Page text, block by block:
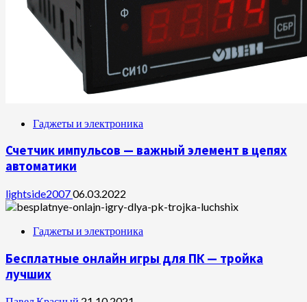
Гаджеты и электроника
Счетчик импульсов — важный элемент в цепях
автоматики
lightside200706.03.2022
Гаджеты и электроника
Бесплатные онлайн игры для ПК — тройка
лучших